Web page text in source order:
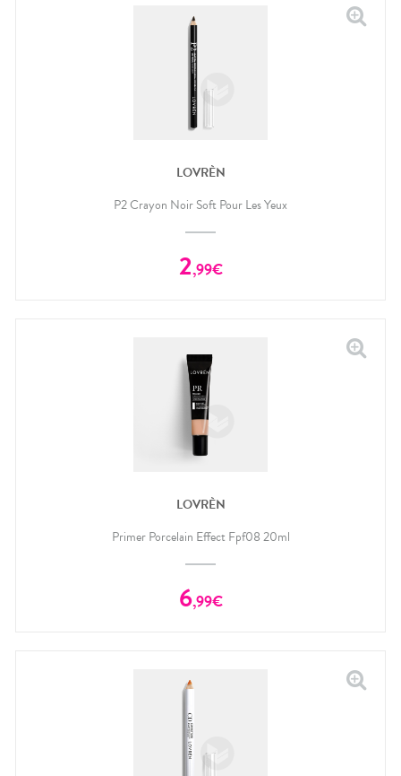
LOVRÈN
P2 Crayon Noir Soft Pour Les Yeux
2,99€
LOVRÈN
Primer Porcelain Effect Fpf08 20ml
6,99€